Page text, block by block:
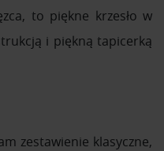
to piękne krzesło w
i piękną tapicerką
zestawienie klasyczne,